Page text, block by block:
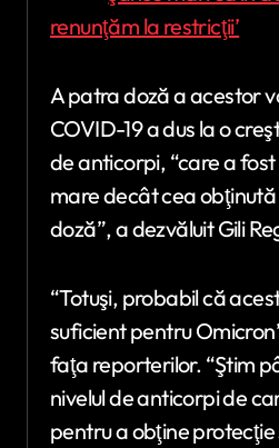
renunţăm la restricţii’
A patra doză a acestor
COVID-19 a dus la o
de anticorpi, “care a
mare decât cea
doză”, a dezvăluit Gili
“Totuşi, probabil că
suficient pentru
faţa reporterilor. “Ştim
nivelul de anticorpi de
pentru a obţine protecţie